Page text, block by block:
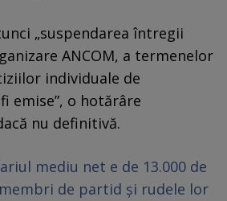
„suspendarea întregii
ANCOM, a termenelor
individuale de
emise”, o hotărâre
nu definitivă.
mediu net e de 13.000 de
de partid și rudele lor